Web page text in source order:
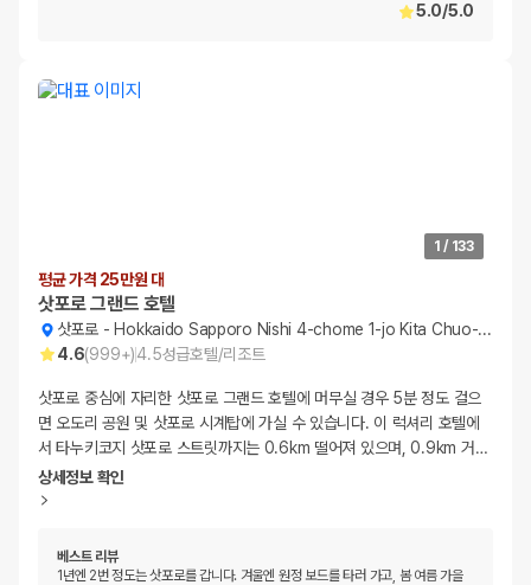
5.0/5.0
1 / 133
평균 가격 25만원 대
삿포로 그랜드 호텔
삿포로 - Hokkaido Sapporo Nishi 4-chome 1-jo Kita Chuo-ku
4.6(999+)4.5성급호텔/리조트
삿포로 중심에 자리한 삿포로 그랜드 호텔에 머무실 경우 5분 정도 걸으
면 오도리 공원 및 삿포로 시계탑에 가실 수 있습니다. 이 럭셔리 호텔에
서 타누키코지 삿포로 스트릿까지는 0.6km 떨어져 있으며, 0.9km 거…
상세정보 확인
베스트 리뷰
1년엔 2번 정도는 삿포로를 갑니다. 겨울엔 원정 보드를 타러 가고, 봄 여름 가을